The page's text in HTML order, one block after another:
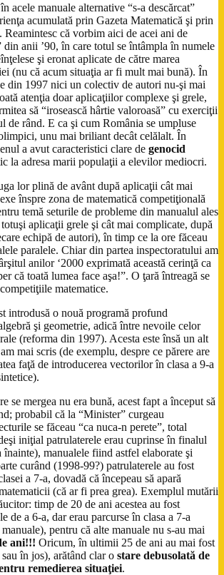
acele manuale alternative “s-a descărcat”
acumulată prin Gazeta Matematică şi prin
Reamintesc că vorbim aici de acei ani de
din anii ’90, în care totul se întâmpla în numele
şi eronat aplicate de către marea
(nu că acum situaţia ar fi mult mai bună). În
din 1997 nici un colectiv de autori nu-şi mai
atenţia doar aplicaţiilor complexe şi grele,
să “irosească hârtie valoroasă” cu exerciţii
de rând. E ca şi cum România se umpluse
unu mai briliant decât celălalt. În
a avut caracteristici clare de genocid
la adresa marii populaţii a elevilor mediocri.
lor plină de avânt după aplicaţii cât mai
înspre zona de matematică competiţională
temă seturile de probleme din manualul ales
aplicaţii grele şi cât mai complicate, după
echipă de autori), în timp ce la ore făceau
paralele. Chiar din partea inspectoratului am
anilor ‘2000 exprimată această cerinţă ca
că toată lumea face aşa!”. O ţară întreagă se
matematice.
introdusă o nouă programă profund
şi geometrie, adică între nevoile celor
(reforma din 1997). Acesta este însă un alt
mai scris (de exemplu, despre ce părere are
faţă de introducerea vectorilor în clasa a 9-a
se mergea nu era bună, acest fapt a început să
probabil că la “Minister” curgeau
se făceau “ca nuca-n perete”, total
iniţial patrulaterele erau cuprinse în finalul
înainte), manualele fiind astfel elaborate şi
curând (1998-99?) patrulaterele au fost
a 7-a, dovadă că începeau să apară
(că ar fi prea grea). Exemplul mutării
timp de 20 de ani acestea au fost
de a 6-a, dar erau parcurse în clasa a 7-a
pentru că alte manuale nu s-au mai
ani!!! Oricum, în ultimii 25 de ani au mai fost
în jos), arătând clar o stare debusolată de
remedierea situaţiei.